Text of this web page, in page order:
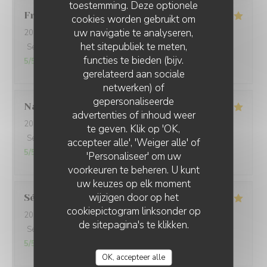
toestemming. Deze optionele
cookies worden gebruikt om
uw navigatie te analyseren,
het sitepubliek te meten,
functies te bieden (bijv.
gerelateerd aan sociale
netwerken) of
gepersonaliseerde
advertenties of inhoud weer
te geven. Klik op 'OK,
accepteer alle', 'Weiger alle' of
'Personaliseer' om uw
voorkeuren te beheren. U kunt
uw keuzes op elk moment
wijzigen door op het
cookiepictogram linksonder op
de sitepagina's te klikken.
OK, accepteer alle
Frans
2026-07-31
- 20:00 - Gasten 5
Service
Atmosfeer: 5/5 Keuken 5/5 Kwaliteit / Prijs
5/5
Natalia
2026-07-31
- 20:00 - Gasten 3
Service
/5 Atmosfeer: 5/5 Keuken: 5/5 Kwaliteit / Prijs
5/5
Sébastien
2026-07-31- 19:30 - Gasten 4
Service
Atmosfeer:5/5 Keuken 5/5 Kwaliteit / Prijs
5/5